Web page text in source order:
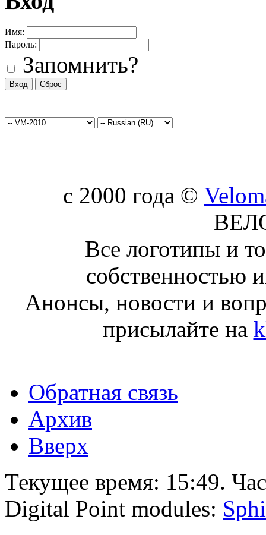
Имя:
Пароль:
Запомнить?
c 2000 года ©
Все логотипы и
собственностью
Анонсы, новости и
присылайте на
Обратная связь
Архив
Вверх
Текущее время: 15:49.
Digital Point modules: